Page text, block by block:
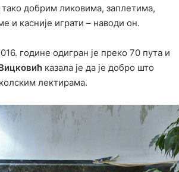
добрим ликовима, заплетима,
и касније играти – наводи он.
године одигран је преко 70 пута и
казала је да је добро што
лектирама.